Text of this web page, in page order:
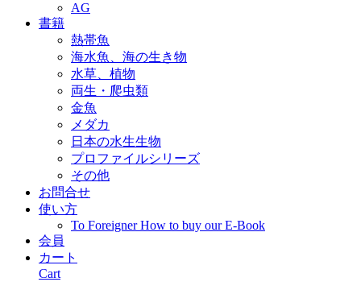
AG
書籍
熱帯魚
海水魚、海の生き物
水草、植物
両生・爬虫類
金魚
メダカ
日本の水生生物
プロファイルシリーズ
その他
お問合せ
使い方
To Foreigner How to buy our E-Book
会員
カート
Cart